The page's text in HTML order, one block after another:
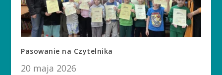
Pasowanie na Czytelnika
20 maja 2026